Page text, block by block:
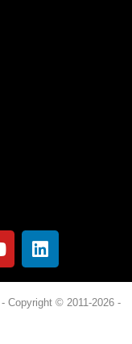
- Copyright © 2011-2026 -